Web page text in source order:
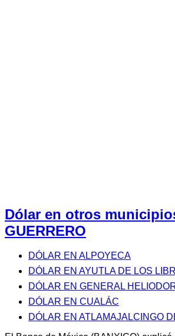
Dólar en otros
GUERRERO
DÓLAR EN ALPOYECA
DÓLAR EN AYUTLA DE LOS
DÓLAR EN GENERAL
DÓLAR EN CUALÁC
DÓLAR EN ATLAMAJALCINGO